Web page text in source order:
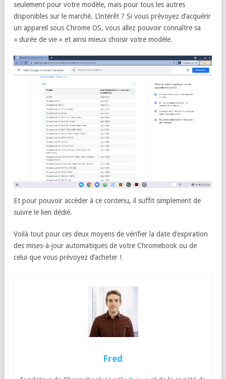
seulement pour votre modèle, mais pour tous les autres
disponibles sur le marché. L’intérêt ? Si vous prévoyez d’acquérir
un appareil sous Chrome OS, vous allez pouvoir connaître sa
« durée de vie » et ainsi mieux choisir votre modèle.
Et pour pouvoir accéder à ce contenu, il suffit simplement de
suivre le lien dédié.
Voilà tout pour ces deux moyens de vérifier la date d’expiration
des mises-à-jour automatiques de votre Chromebook ou de
celui que vous prévoyez d’acheter !
Fred